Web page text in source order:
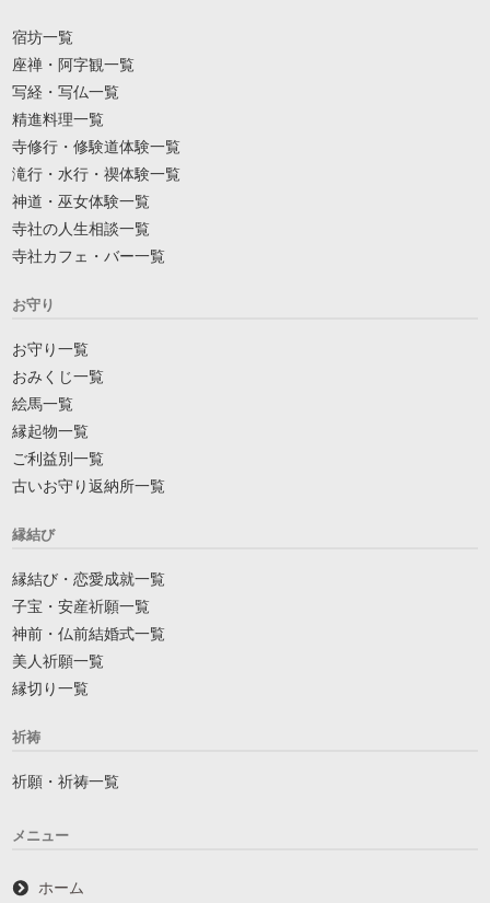
宿坊一覧
座禅・阿字観一覧
写経・写仏一覧
精進料理一覧
寺修行・修験道体験一覧
滝行・水行・禊体験一覧
神道・巫女体験一覧
寺社の人生相談一覧
寺社カフェ・バー一覧
お守り
お守り一覧
おみくじ一覧
絵馬一覧
縁起物一覧
ご利益別一覧
古いお守り返納所一覧
縁結び
縁結び・恋愛成就一覧
子宝・安産祈願一覧
神前・仏前結婚式一覧
美人祈願一覧
縁切り一覧
祈祷
祈願・祈祷一覧
メニュー
ホーム